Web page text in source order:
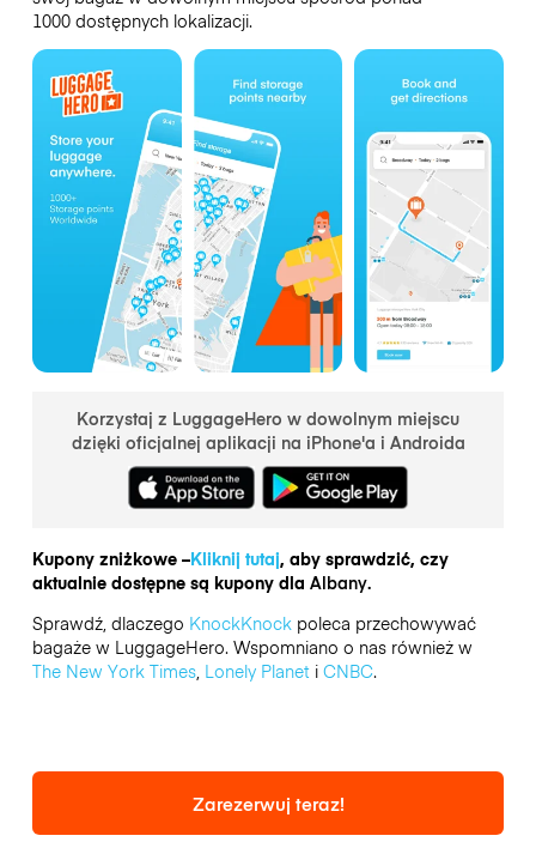
1000 dostępnych lokalizacji.
Korzystaj z LuggageHero w dowolnym miejscu
dzięki oficjalnej aplikacji na iPhone'a i Androida
Kupony zniżkowe –Kliknij tutaj, aby sprawdzić, czy
aktualnie dostępne są kupony dla Albany.
Sprawdź, dlaczego KnockKnockpoleca przechowywać
bagaże w LuggageHero. Wspomniano o nas również w
The New York Times, Lonely Planeti CNBC.
Zarezerwuj teraz!